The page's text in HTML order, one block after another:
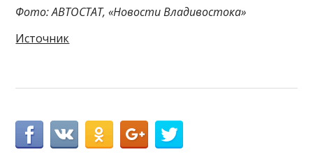
Фото: АВТОСТАТ, «Новости Владивостока»
Источник